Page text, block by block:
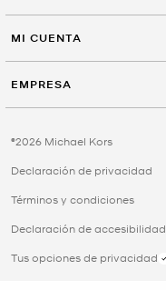
MI CUENTA
EMPRESA
©2026 Michael Kors
Declaración de privacidad
Términos y condiciones
Declaración de accesibilidad
Tus opciones de privacidad